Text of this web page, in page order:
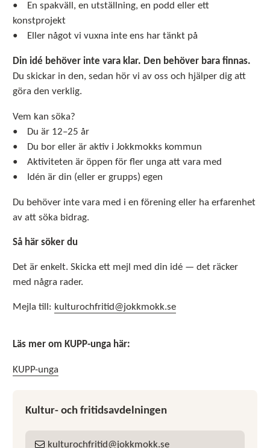
• En spakväll, en utställning, en podd eller ett
konstprojekt
• Eller något vi vuxna inte ens har tänkt på
Din idé behöver inte vara klar. Den behöver bara finnas.
Du skickar in den, sedan hör vi av oss och hjälper dig att
göra den verklig.
Vem kan söka?
• Du är 12–25 år
• Du bor eller är aktiv i Jokkmokks kommun
• Aktiviteten är öppen för fler unga att vara med
• Idén är din (eller er grupps) egen
Du behöver inte vara med i en förening eller ha erfarenhet
av att söka bidrag.
Så här söker du
Det är enkelt. Skicka ett mejl med din idé — det räcker
med några rader.
Mejla till: kulturochfritid@jokkmokk.se
Läs mer om KUPP-unga här:
KUPP-unga
Kultur- och fritidsavdelningen
kulturochfritid jokkmokk se